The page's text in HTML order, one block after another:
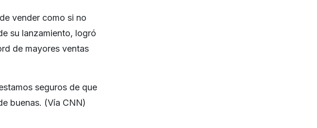
vender como si no
su lanzamiento, logró
de mayores ventas
seguros de que
buenas. (Vía CNN)